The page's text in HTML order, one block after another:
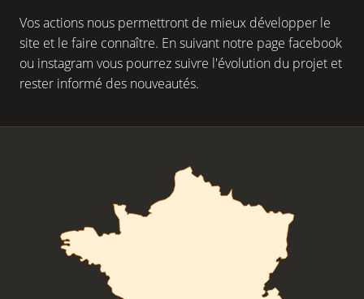
Vos actions nous permettront de mieux développer le
site et le faire connaître. En suivant notre page facebook
ou instagram vous pourrez suivre l'évolution du projet et
rester informé des nouveautés.